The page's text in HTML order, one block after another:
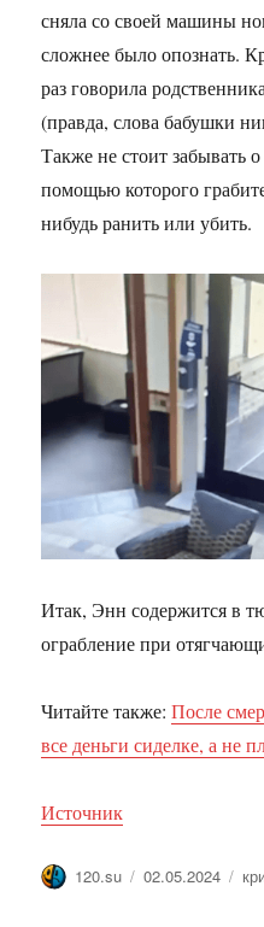
сняла со своей машины
сложнее было опознать.
раз говорила
(правда, слова бабушки
Также не стоит забывать
помощью которого
нибудь ранить или убить.
Итак, Энн содержится в
ограбление при
Читайте также:После
все деньги сиделке, а не
Источник
Автор
120.su Опубликовано
02.05.2024